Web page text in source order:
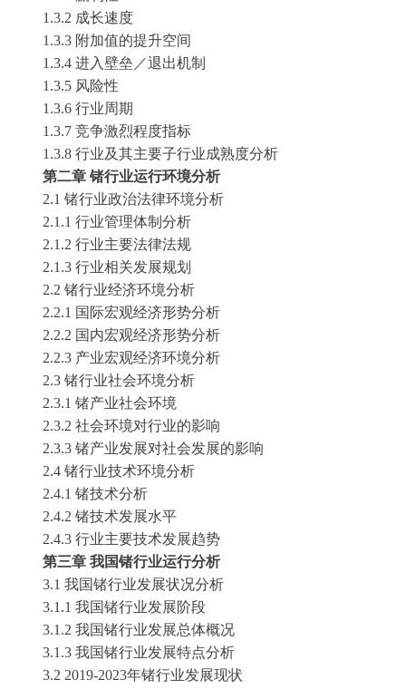
1.3.2 成长速度
1.3.3 附加值的提升空间
1.3.4 进入壁垒／退出机制
1.3.5 风险性
1.3.6 行业周期
1.3.7 竞争激烈程度指标
1.3.8 行业及其主要子行业成熟度分析
第二章 锗行业运行环境分析
2.1 锗行业政治法律环境分析
2.1.1 行业管理体制分析
2.1.2 行业主要法律法规
2.1.3 行业相关发展规划
2.2 锗行业经济环境分析
2.2.1 国际宏观经济形势分析
2.2.2 国内宏观经济形势分析
2.2.3 产业宏观经济环境分析
2.3 锗行业社会环境分析
2.3.1 锗产业社会环境
2.3.2 社会环境对行业的影响
2.3.3 锗产业发展对社会发展的影响
2.4 锗行业技术环境分析
2.4.1 锗技术分析
2.4.2 锗技术发展水平
2.4.3 行业主要技术发展趋势
第三章 我国锗行业运行分析
3.1 我国锗行业发展状况分析
3.1.1 我国锗行业发展阶段
3.1.2 我国锗行业发展总体概况
3.1.3 我国锗行业发展特点分析
3.2 2019-2023年锗行业发展现状